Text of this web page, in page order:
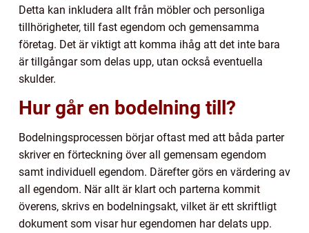
Detta kan inkludera allt från möbler och personliga
tillhörigheter, till fast egendom och gemensamma
företag. Det är viktigt att komma ihåg att det inte bara
är tillgångar som delas upp, utan också eventuella
skulder.
Hur går en bodelning till?
Bodelningsprocessen börjar oftast med att båda parter
skriver en förteckning över all gemensam egendom
samt individuell egendom. Därefter görs en värdering av
all egendom. När allt är klart och parterna kommit
överens, skrivs en bodelningsakt, vilket är ett skriftligt
dokument som visar hur egendomen har delats upp.